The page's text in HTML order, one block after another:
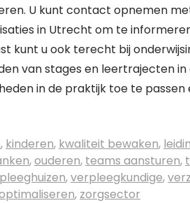
U kunt contact opnemen
in Utrecht om te
u ook terecht bij
van stages en leertrajecten in
in de praktijk toe te
, kinderen, kwaliteit bewaken,
,ouderen, teams aansturen,
,verpleegkundige,
, zorgsector